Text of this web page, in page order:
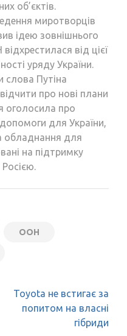
об’єктів.
миротворців
ідею зовнішнього
від цієї
уряду України.
слова Путіна
про нові плани
оголосила про
для України,
обладнання для
на підтримку
ООН
Toyota не встигає за
попитом на власні
гібриди